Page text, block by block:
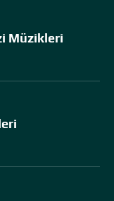
Müzikleri